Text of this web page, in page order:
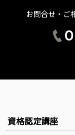
お問合せ・ご
資格認定講座